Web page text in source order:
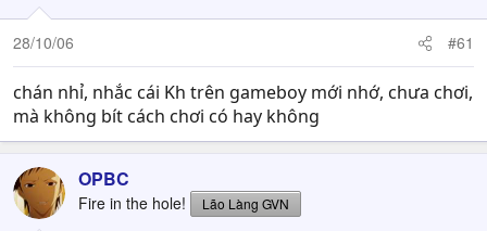
t
a
e
r
28/10/06 #61
chán nhỉ, nhắc cái Kh trên gameboy mới nhớ, chưa chơi,
mà không bít cách chơi có hay không
OPBC
Fire in the hole! Lão Làng GVN